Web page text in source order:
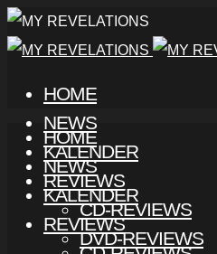
HOME
NEWS
KALENDER
REVIEWS
CD-REVIEWS
DVD-REVIEWS
HOME
NEWS
KALENDER
REVIEWS